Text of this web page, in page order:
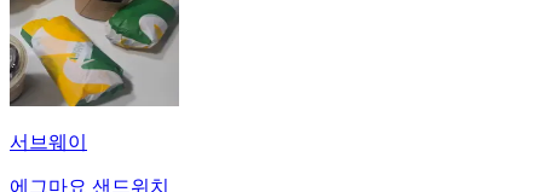
서브웨이
에그마요 샌드위치